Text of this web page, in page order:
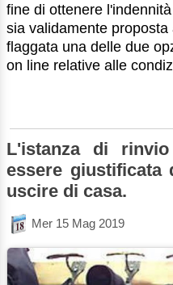
fine di ottenere
sia validamente
flaggata una delle due
on line relative alle
L'istanza di
essere giustificata
uscire di casa.
Mer 15 Mag 2019